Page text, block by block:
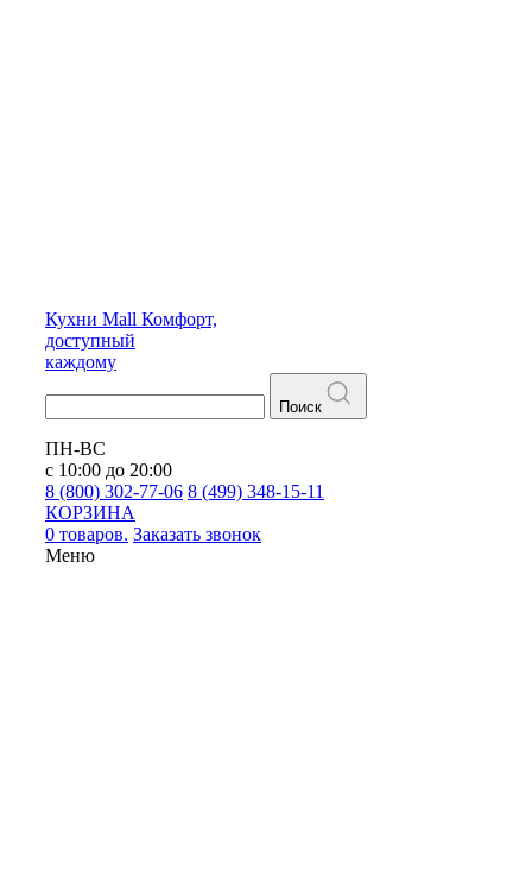
Кухни Mall Комфорт,
доступный
каждому
Поиск
ПН-ВС
с 10:00 до 20:00
8 (800) 302-77-06 8 (499) 348-15-11
КОРЗИНА
0 товаров. Заказать звонок
Меню